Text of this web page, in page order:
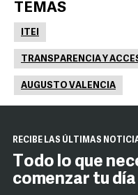
TEMAS
ITEI
TRANSPARENCIA Y
AUGUSTO VALENCIA
RECIBE LAS ÚLTIMAS
Todo lo que
comenzar tu día